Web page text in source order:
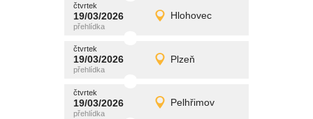
čtvrtek
19/03/2026 Hlohovec
čtvrtek
19/03/2026 Detail
promítání
čtvrtek
19/03/2026 Plzeň
čtvrtek
19/03/2026 Detail
promítání
čtvrtek
19/03/2026 Pelhřimov
čtvrtek
19/03/2026 Detail
promítání